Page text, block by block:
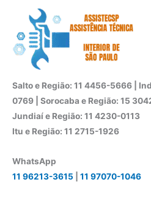
conteúdo
Salto e Região: 11 4456-5666 |
0769 | Sorocaba e Região: 15
Jundiaí e Região: 11 4230-0113
Itu e Região: 11 2715-1926
WhatsApp
11 96213-3615
11 97070-1046